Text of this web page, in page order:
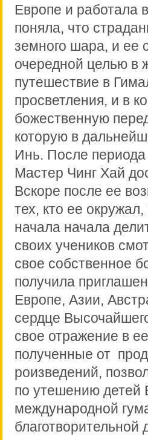
Европе и работала
поняла, что
земного шара, и ее
очередной целью в
путешествие в
просветления, и в
божественную
которую в
Инь. После
Мастер Чинг Хай
Вскоре после ее
тех, кто ее
начала начала
своих учеников
свое собственное
получила
Европе, Азии,
сердце
свое отражение в
полученные от
роизведений,
по утешению детей
международной
благотворительной